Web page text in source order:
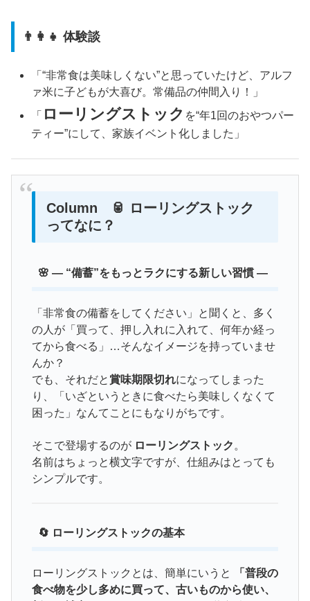
👨‍👩‍👧 体験談
「“非常食は美味しくない”と思っていたけど、アルフ
ァ米に子どもが大喜び。常備品の仲間入り！」
「 ローリングストック を“年1回のおやつパー
ティー”にして、家族イベント化しました」
Column 🥫 ローリングストック
ってなに？
🌸 ― “備蓄”をもっとラクにする新しい習慣 ―
「非常食の備蓄をしてください」と聞くと、多く
の人が「買って、押し入れに入れて、何年か経っ
てから食べる」…そんなイメージを持っていませ
んか？
でも、それだと 賞味期限切れになってしまった
り、「いざというときに食べたら美味しくなくて
困った」なんてことにもなりがちです。
そこで登場するのが ローリングストック 。
名前はちょっと横文字ですが、仕組みはとっても
シンプルです。
🔄 ローリングストックの基本
ローリングストックとは、簡単にいうと
「普段の
食べ物を少し多めに買って、古いものから使い、